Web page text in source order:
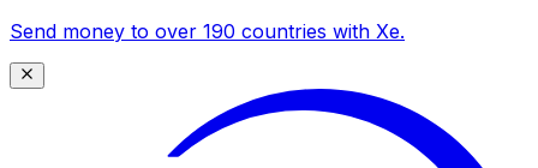
Send money to over 190 countries with Xe.